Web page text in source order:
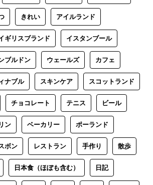
きれい アイルランド
ギリスブランド イスタンブール
ブルドン ウェールズ カフェ
ナブル スキンケア スコットランド
チョコレート テニス ビール
ン ベーカリー ポーランド
ボン レストラン 手作り 散歩
日本食（ほぼも含む） 日記